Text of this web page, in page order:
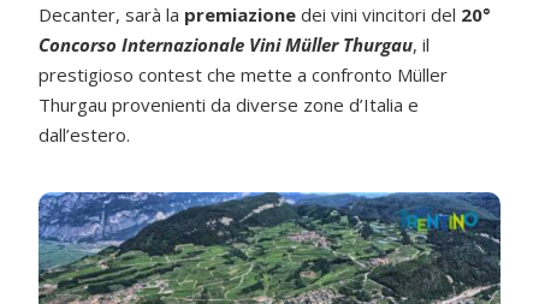
Decanter, sarà la premiazione dei vini vincitori del 20°
Concorso Internazionale Vini Müller Thurgau, il
prestigioso contest che mette a confronto Müller
Thurgau provenienti da diverse zone d’Italia e
dall’estero.